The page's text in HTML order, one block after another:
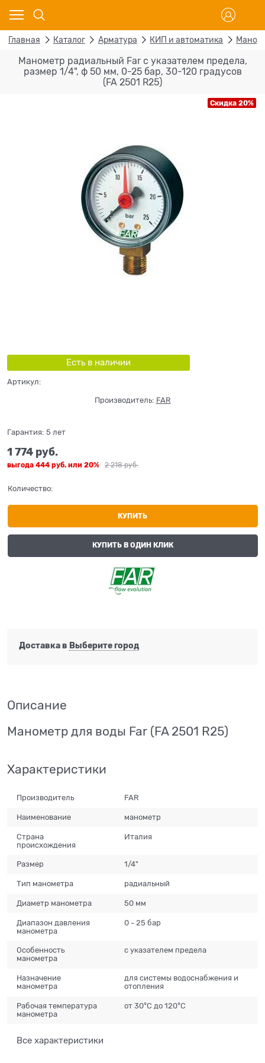
Главная Каталог Арматура КИП и автоматика
Манометр радиальный Far с указателем предела,
размер 1/4", ф 50 мм, 0-25 бар, 30-120 градусов
(FA 2501 R25)
Скидка 20%
Есть в наличии
Артикул:
Производитель: FAR
Гарантия: 5 лет
2 218 руб.
1 774 руб.
выгода 444 руб. или 20%
Количество:
КУПИТЬ
КУПИТЬ В ОДИН КЛИК
Доставка в Выберите город
Описание
Манометр для воды Far (FA 2501 R25)
Характеристики
Производитель FAR
Наименование манометр
Страна
происхождения
Италия
Размер 1/4"
Тип манометра радиальный
Диаметр манометра 50 мм
Диапазон давления
манометра
0 - 25 бар
Особенность
манометра
с указателем предела
Назначение
манометра
для системы водоснабжения и
отопления
Рабочая температура
манометра
от 30°С до 120°С
Все характеристики